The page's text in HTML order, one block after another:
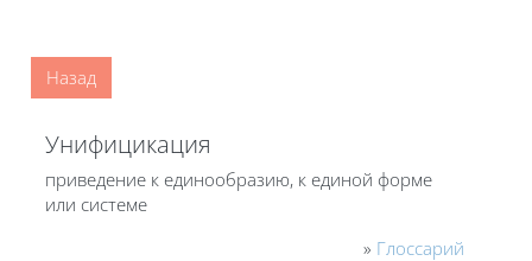
Назад
Унифицикация
приведение к единообразию, к единой форме
или системе
» Глоссарий